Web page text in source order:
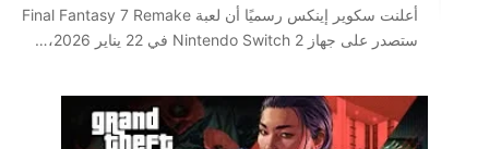
أعلنت سكوير إينكس رسميًا أن لعبة Final Fantasy 7 Remake
ستصدر على جهاز Nintendo Switch 2 في 22 يناير 2026،…